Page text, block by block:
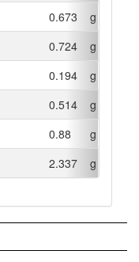
0.673
g
0.724
g
0.194
g
0.514
g
0.88
g
2.337 g